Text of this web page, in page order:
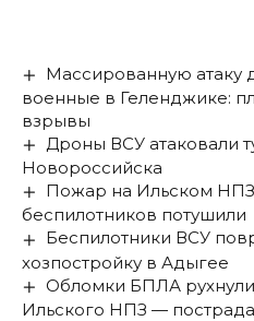
Массированную атаку
военные в Геленджике:
взрывы
Дроны ВСУ атаковали
Новороссийска
Пожар на Ильском НПЗ
беспилотников потушили
Беспилотники ВСУ
хозпостройку в Адыгее
Обломки БПЛА
Ильского НПЗ —